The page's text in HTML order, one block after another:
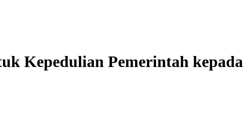
Kepedulian Pemerintah kepada